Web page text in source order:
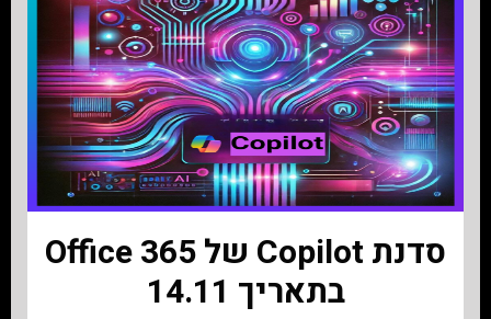
סדנת Copilot של Office 365
בתאריך 14.11